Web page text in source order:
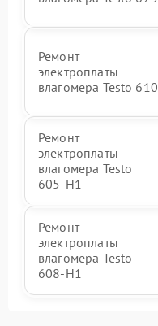
Ремонт
электроплаты
влагомера Testo 610
Ремонт
электроплаты
влагомера Testo
605-H1
Ремонт
электроплаты
влагомера Testo
608-H1